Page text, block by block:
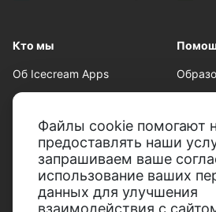
Файлы cookie помогают
предоставлять наши
запрашиваем ваше
использование ваших
данных для улучшения
взаимодействия с
Кто мы
Об Icecream Apps
Пресс-центр
Наши авторы
Партнерство